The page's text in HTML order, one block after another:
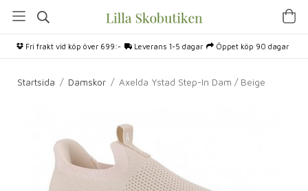
Fri frakt vid köp över 699:- Leverans 1-5 dagar Öppet köp 90 dagar
Startsida / Damskor / Axelda Ystad Step-In Dam / Beige